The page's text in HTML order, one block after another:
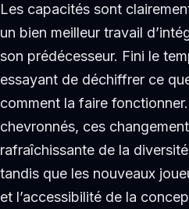
Les capacités sont
un bien meilleur travail
son prédécesseur. Fini le
essayant de déchiffrer ce
comment la faire
chevronnés, ces
rafraîchissante de la
tandis que les nouveaux
et l’accessibilité de la